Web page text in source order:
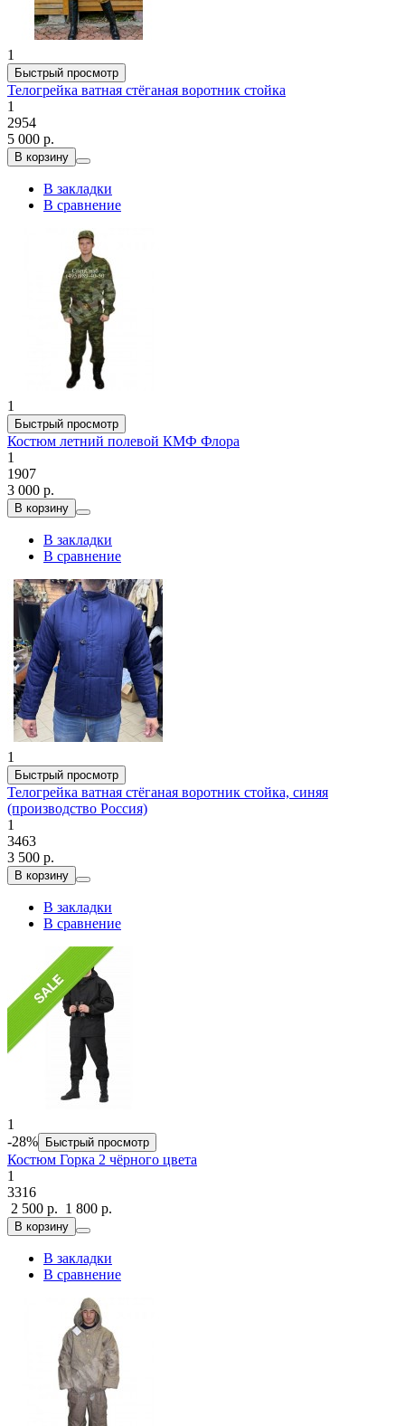
1
Быстрый просмотр
Телогрейка ватная стёганая воротник стойка
1
2954
5 000 р.
В корзину
В закладки
В сравнение
1
Быстрый просмотр
Костюм летний полевой КМФ Флора
1
1907
3 000 р.
В корзину
В закладки
В сравнение
1
Быстрый просмотр
Телогрейка ватная стёганая воротник стойка, синяя
(производство Россия)
1
3463
3 500 р.
В корзину
В закладки
В сравнение
1
-28%
Быстрый просмотр
Костюм Горка 2 чёрного цвета
1
3316
2 500 р. 1 800 р.
В корзину
В закладки
В сравнение